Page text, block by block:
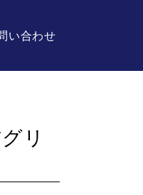
い合わせ
リ